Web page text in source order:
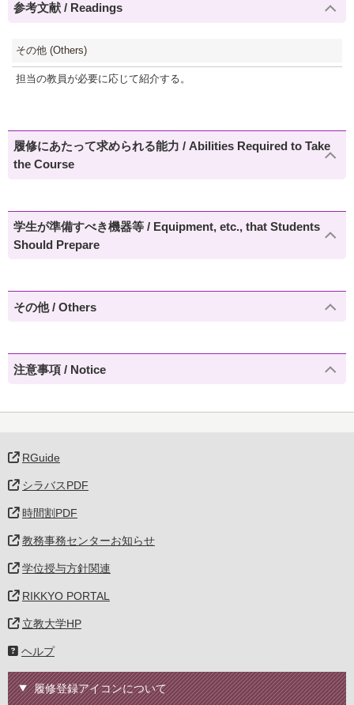
参考文献 / Readings
その他 (Others)
担当の教員が必要に応じて紹介する。
履修にあたって求められる能力 / Abilities Required to Take
the Course
学生が準備すべき機器等 / Equipment, etc., that Students
Should Prepare
その他 / Others
注意事項 / Notice
RGuide
シラバスPDF
時間割PDF
教務事務センターお知らせ
学位授与方針関連
RIKKYO PORTAL
立教大学HP
ヘルプ
履修登録アイコンについて